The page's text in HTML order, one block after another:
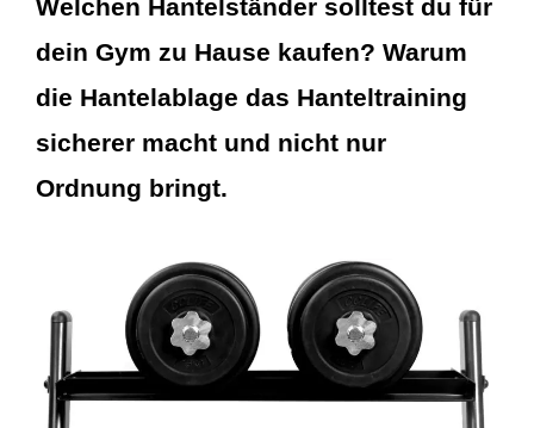
Welchen Hantelständer solltest du für
dein Gym zu Hause kaufen? Warum
die Hantelablage das Hanteltraining
sicherer macht und nicht nur
Ordnung bringt.